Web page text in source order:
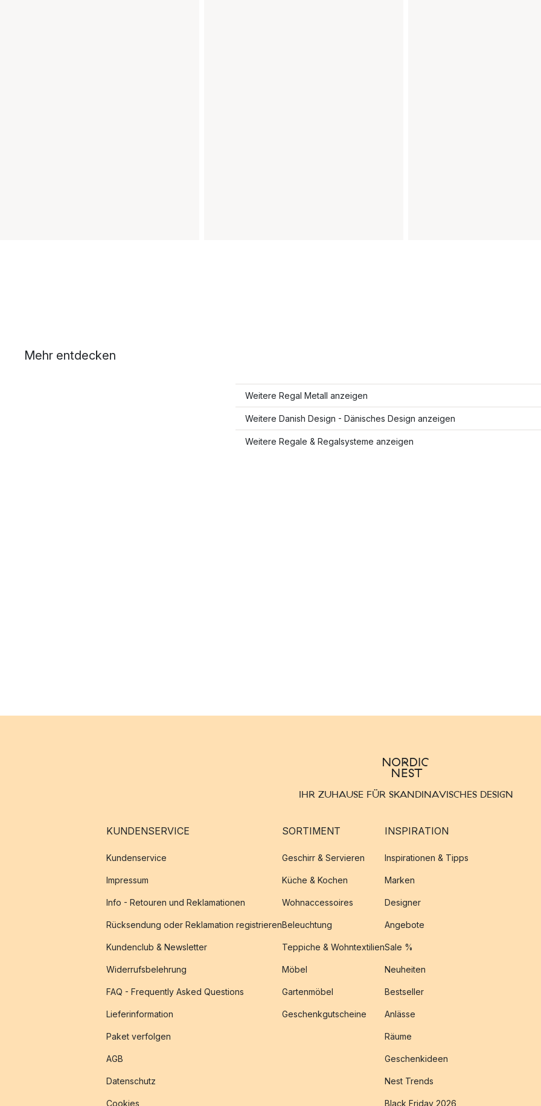
Mehr entdecken
Weitere Regal Metall anzeigen
Weitere Danish Design - Dänisches Design anzeigen
Weitere Regale & Regalsysteme anzeigen
IHR ZUHAUSE FÜR SKANDINAVISCHES DESIGN
KUNDENSERVICE
Kundenservice
Impressum
Info - Retouren und Reklamationen
Rücksendung oder Reklamation registrieren
Kundenclub & Newsletter
Widerrufsbelehrung
FAQ - Frequently Asked Questions
Lieferinformation
Paket verfolgen
AGB
Datenschutz
Cookies
SORTIMENT
Geschirr & Servieren
Küche & Kochen
Wohnaccessoires
Beleuchtung
Teppiche & Wohntextilien
Möbel
Gartenmöbel
Geschenkgutscheine
INSPIRATION
Inspirationen & Tipps
Marken
Designer
Angebote
Sale %
Neuheiten
Bestseller
Anlässe
Räume
Geschenkideen
Nest Trends
Black Friday 2026